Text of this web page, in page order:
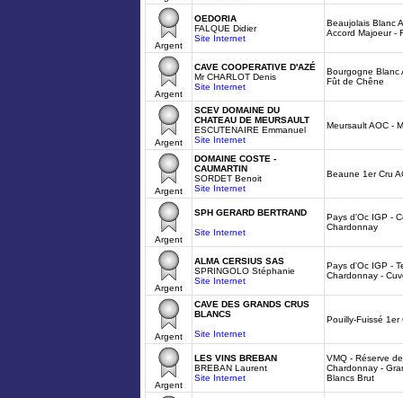
Argent
OEDORIA
FALQUE Didier
Site Internet
Beaujolais Blanc
Accord Majoeur -
Argent
CAVE COOPERATIVE D'AZÉ
Mr CHARLOT Denis
Site Internet
Bourgogne Blanc
Fût de Chêne
Argent
SCEV DOMAINE DU
CHATEAU DE MEURSAULT
ESCUTENAIRE Emmanuel
Site Internet
Meursault AOC -
Argent
DOMAINE COSTE -
CAUMARTIN
SORDET Benoit
Site Internet
Beaune 1er Cru
Argent
SPH GERARD BERTRAND
Site Internet
Pays d'Oc IGP -
Chardonnay
Argent
ALMA CERSIUS SAS
SPRINGOLO Stéphanie
Site Internet
Pays d'Oc IGP -
Chardonnay -
Argent
CAVE DES GRANDS CRUS
BLANCS
Site Internet
Pouilly-Fuissé 1er
Argent
LES VINS BREBAN
BREBAN Laurent
Site Internet
VMQ - Réserve
Chardonnay -
Blancs Brut